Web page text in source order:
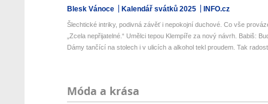
Blesk Vánoce Kalendář svátků 2025 INFO.cz
Šlechtické intriky, podivná závěť i nepokojní duchové. Co vše
„Zcela nepřijatelné.“ Umělci tepou Klempíře za nový návrh. Babiš:
Dámy tančící na stolech i v ulicích a alkohol tekl proudem. Tak
Móda a krása